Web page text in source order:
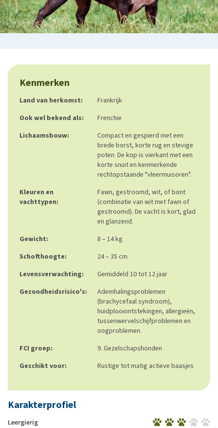
Kenmerken
Land van herkomst:
Frankrijk
Ook wel bekend als:
Frenchie
Lichaamsbouw:
Compact en gespierd met een
brede borst, korte rug en stevige
poten. De kop is vierkant met een
korte snuit en kenmerkende
rechtopstaande "vleermuisoren".
Kleuren en
vachttypen:
Fawn, gestroomd, wit, of bont
(combinatie van wit met fawn of
gestroomd). De vacht is kort, glad
en glanzend.
Gewicht:
8 – 14 kg
Schofthoogte:
24 – 35 cm
Levensverwachting:
Gemiddeld 10 tot 12 jaar
Gezondheidsrisico's:
Ademhalingsproblemen
(brachycefaal syndroom),
huidplooiontstekingen, allergieën,
tussenwervelschijfproblemen en
oogproblemen.
FCI groep:
9. Gezelschapshonden
Geschikt voor:
Rustige tot matig actieve baasjes
Karakterprofiel
Leergierig